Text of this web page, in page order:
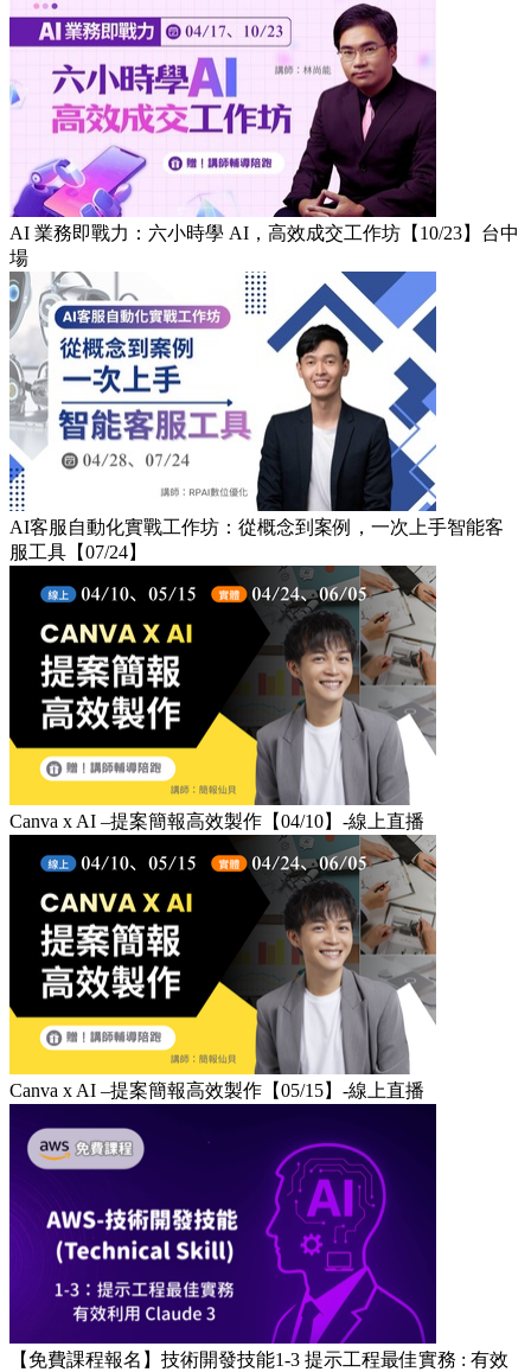
AI 業務即戰力：六小時學 AI，高效成交工作坊【10/23】台中
場
AI客服自動化實戰工作坊：從概念到案例，一次上手智能客
服工具【07/24】
Canva x AI –提案簡報高效製作【04/10】-線上直播​
Canva x AI –提案簡報高效製作【05/15】-線上直播​
【免費課程報名】技術開發技能1-3 提示工程最佳實務 : 有效